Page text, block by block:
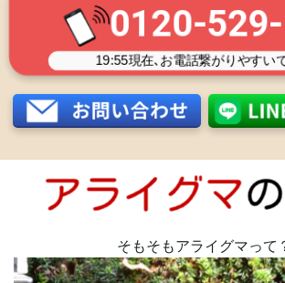
0120-
19:55現在､お電話繋がりやすい
そもそもアライグマって